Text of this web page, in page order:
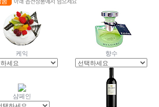
케익 향수
샴페인